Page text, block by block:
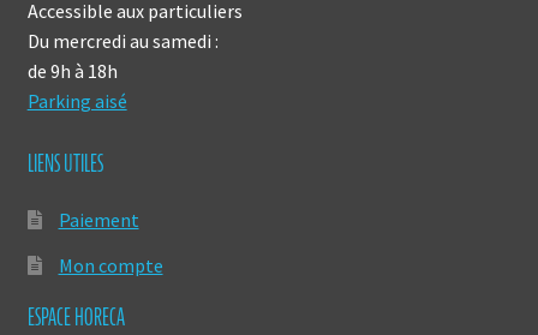
Accessible aux particuliers
Du mercredi au samedi :
de 9h à 18h
Parking aisé
LIENS UTILES
Paiement
Mon compte
ESPACE HORECA